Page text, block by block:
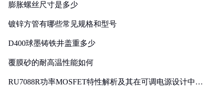
膨胀螺丝尺寸是多少
镀锌方管有哪些常见规格和型号
D400球墨铸铁井盖重多少
覆膜砂的耐高温性能如何
RU7088R功率MOSFET特性解析及其在可调电源设计中的